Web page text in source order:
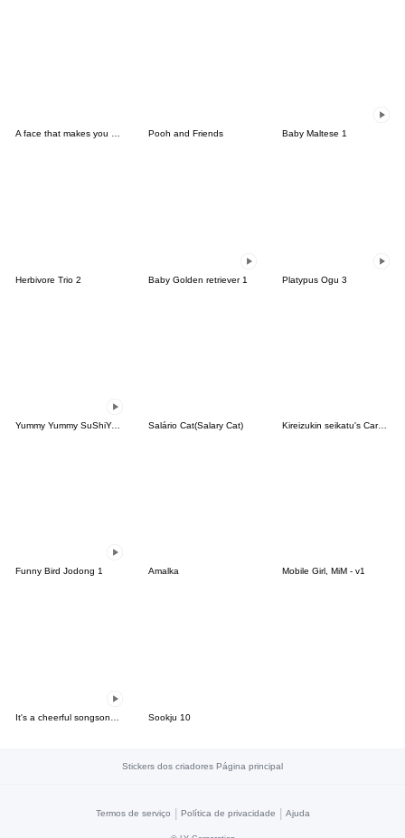
A face that makes you angry(ENG) Pooh and Friends Baby Maltese 1
Herbivore Trio 2 Baby Golden retriever 1 Platypus Ogu 3
Yummy Yummy SuShiYum! Salário Cat(Salary Cat) Kireizukin seikatu's Carefree Days
Funny Bird Jodong 1 Amalka Mobile Girl, MiM - v1
Sookju 10
Stickers dos criadores Página principal
Termos de serviço | Política de privacidade | Ajuda